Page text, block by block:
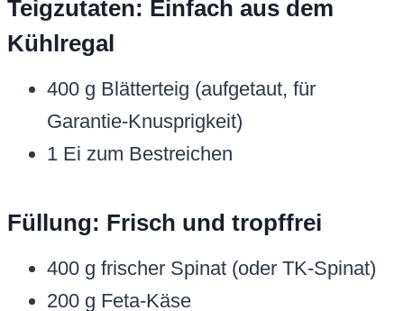
Teigzutaten: Einfach aus dem
Kühlregal
400 g Blätterteig (aufgetaut, für
Garantie-Knusprigkeit)
1 Ei zum Bestreichen
Füllung: Frisch und tropffrei
400 g frischer Spinat (oder TK-Spinat)
200 g Feta-Käse